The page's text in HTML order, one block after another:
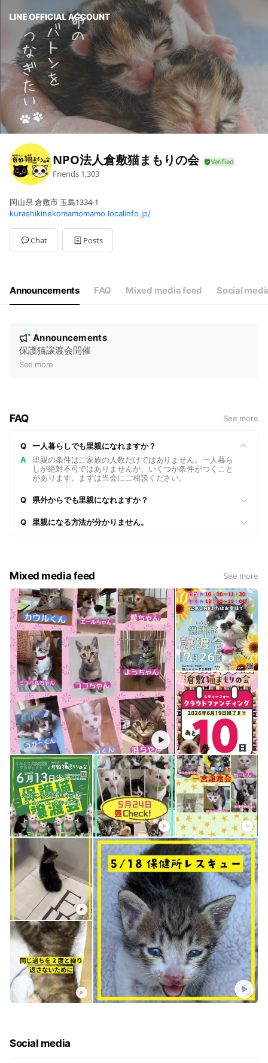
NPO法人倉敷猫まもりの会
Friends 1,303
岡山県 倉敷市 玉島1334-1
kurashikinekomamomamo.localinfo.jp/
Chat Posts
Announcements FAQ Mixed media feed Social
e
New
Announcements
保護猫譲渡会開催
See more
FAQ See more
Q
一人暮らしでも里親になれますか？
A
里親の条件はご家族の人数だけではありません。一人暮ら
しが絶対不可ではありませんが、いくつか条件がつくこと
があります。まずは当会にご相談ください。
Q 県外からでも里親になれますか？
Q 里親になる方法が分かりません。
Mixed media feed See more
Social media